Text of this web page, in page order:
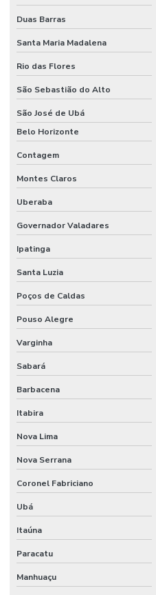
Duas Barras
Santa Maria Madalena
Rio das Flores
São Sebastião do Alto
São José de Ubá
Belo Horizonte
Contagem
Montes Claros
Uberaba
Governador Valadares
Ipatinga
Santa Luzia
Poços de Caldas
Pouso Alegre
Varginha
Sabará
Barbacena
Itabira
Nova Lima
Nova Serrana
Coronel Fabriciano
Ubá
Itaúna
Paracatu
Manhuaçu